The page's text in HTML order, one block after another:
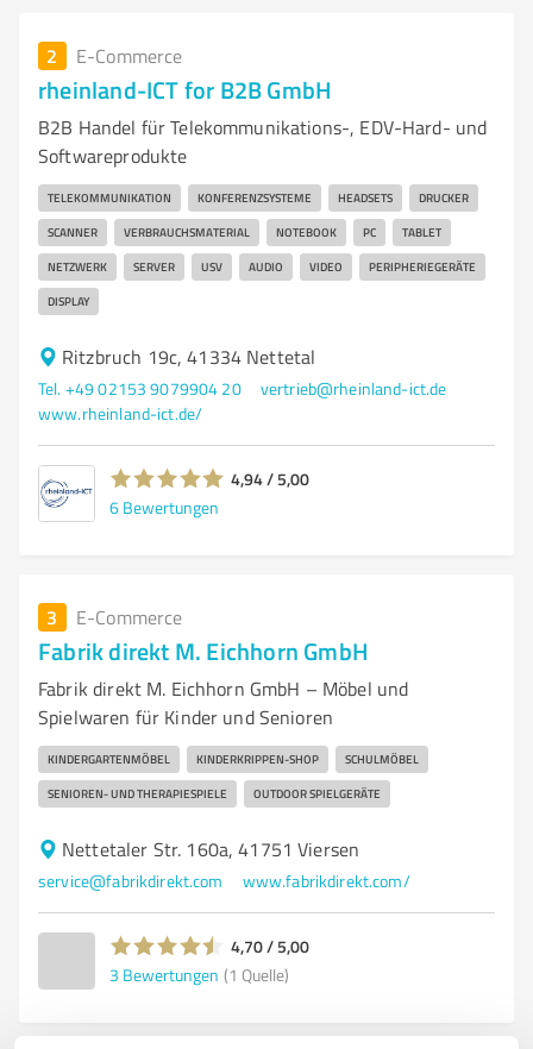
2 E-Commerce
rheinland-ICT for B2B GmbH
B2B Handel für Telekommunikations-, EDV-Hard- und
Softwareprodukte
TELEKOMMUNIKATION KONFERENZSYSTEME HEADSETS DRUCKER
SCANNER VERBRAUCHSMATERIAL NOTEBOOK PC TABLET
NETZWERK SERVER USV AUDIO VIDEO PERIPHERIEGERÄTE
DISPLAY
Ritzbruch 19c, 41334 Nettetal
Tel. +49 02153 9079904 20
vertrieb@rheinland-ict.de
www.rheinland-ict.de/
4,94 / 5,00
6 Bewertungen
3 E-Commerce
Fabrik direkt M. Eichhorn GmbH
Fabrik direkt M. Eichhorn GmbH – Möbel und
Spielwaren für Kinder und Senioren
KINDERGARTENMÖBEL KINDERKRIPPEN-SHOP SCHULMÖBEL
SENIOREN- UND THERAPIESPIELE OUTDOOR SPIELGERÄTE
Nettetaler Str. 160a, 41751 Viersen
service@fabrikdirekt.com www.fabrikdirekt.com/
4,70 / 5,00
3 Bewertungen (1 Quelle)